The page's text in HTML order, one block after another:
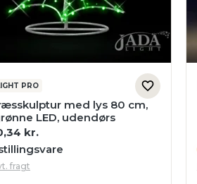
PRO
med lys 80 cm,
LED, udendørs
kr.
fragt